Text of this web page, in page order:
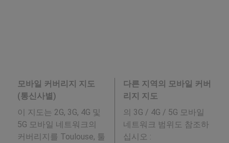
모바일 커버리지 지도
(통신사별)
이 지도는 2G, 3G, 4G 및
5G 모바일 네트워크의
커버리지를 Toulouse, 툴
다른 지역의 모바일 커버
리지 지도
의 3G / 4G / 5G 모바일
네트워크 범위도 참조하
십시오 :